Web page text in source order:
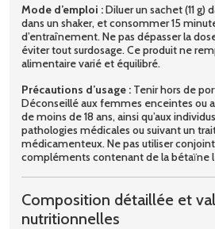
Mode d’emploi :Diluer un sachet (11 g)
dans un shaker, et consommer 15
d’entraînement. Ne pas dépasser la
éviter tout surdosage. Ce produit ne
alimentaire varié et équilibré.
Précautions d’usage : Tenir hors de
Déconseillé aux femmes enceintes ou
de moins de 18 ans, ainsi qu’aux
pathologies médicales ou suivant un
médicamenteux. Ne pas utiliser
compléments contenant de la bétaïne
Composition détaillée et
nutritionnelles